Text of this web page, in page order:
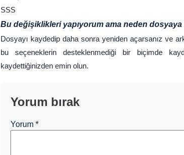
SSS
Bu değişiklikleri yapıyorum ama neden
Dosyayı kaydedip daha sonra yeniden açarsanız ve
bu seçeneklerin desteklenmediği bir biçimde
kaydettiğinizden emin olun.
Yorum bırak
Yorum *